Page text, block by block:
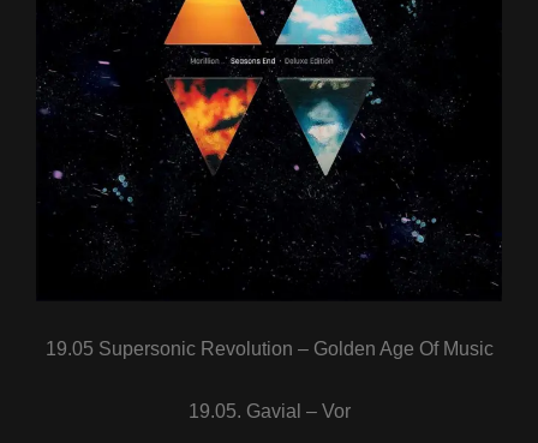
19.05 Supersonic Revolution – Golden Age Of Music
19.05. Gavial – Vor